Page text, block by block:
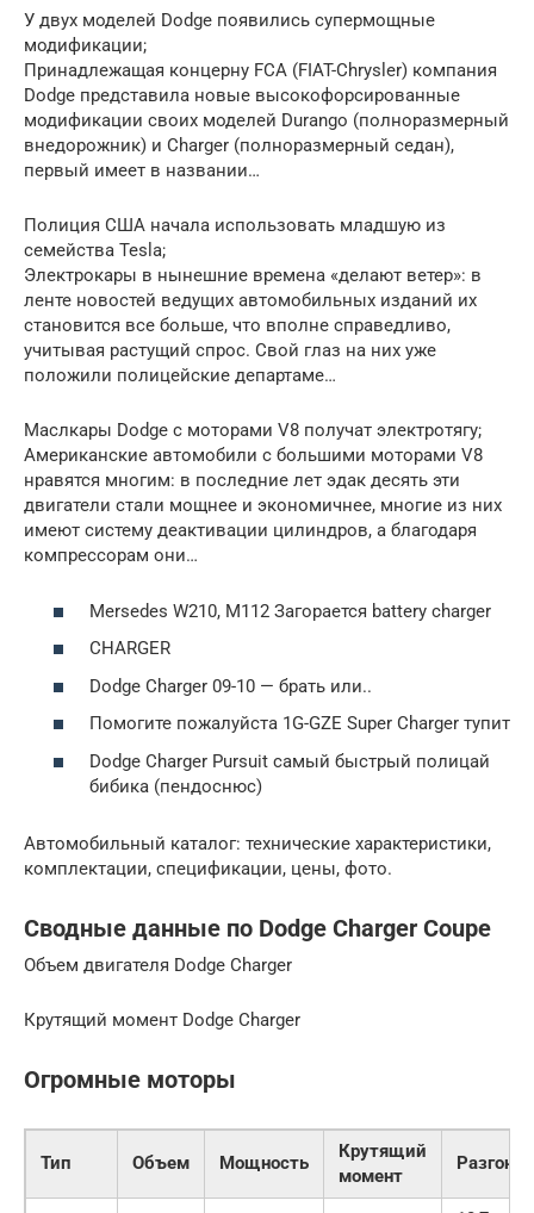
У двух моделей Dodge появились супермощные
модификации;
Принадлежащая концерну FCA (FIAT-Chrysler) компания
Dodge представила новые высокофорсированные
модификации своих моделей Durango (полноразмерный
внедорожник) и Charger (полноразмерный седан),
первый имеет в названии…
Полиция США начала использовать младшую из
семейства Tesla;
Электрокары в нынешние времена «делают ветер»: в
ленте новостей ведущих автомобильных изданий их
становится все больше, что вполне справедливо,
учитывая растущий спрос. Свой глаз на них уже
положили полицейские департаме…
Маслкары Dodge с моторами V8 получат электротягу;
Американские автомобили с большими моторами V8
нравятся многим: в последние лет эдак десять эти
двигатели стали мощнее и экономичнее, многие из них
имеют систему деактивации цилиндров, а благодаря
компрессорам они…
Mersedes W210, M112 Загорается battery charger
CHARGER
Dodge Charger 09-10 — брать или..
Помогите пожалуйста 1G-GZE Super Charger тупит
Dodge Charger Pursuit самый быстрый полицай
бибика (пендоснюс)
Автомобильный каталог: технические характеристики,
комплектации, спецификации, цены, фото.
Сводные данные по Dodge Charger Coupe
Объем двигателя Dodge Charger
Крутящий момент Dodge Charger
Огромные моторы
Тип Объем Мощность
Крутящий
момент
Разгон